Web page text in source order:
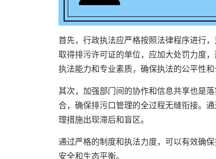
首先，行政执法应严格按照法律程序进行
取得排污许可证的单位，应加大处罚力度
执法能力和专业素质，确保执法的公平性和
其次，加强部门间的协作和信息共享也是
合，确保排污口管理的全过程无缝衔接。
理措施出现滞后和盲区。
通过严格的制度和执法力度，可以有效确
安全和生态平衡。